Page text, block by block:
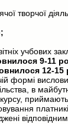
творчої
учбових
9-11
12-15
формі
в